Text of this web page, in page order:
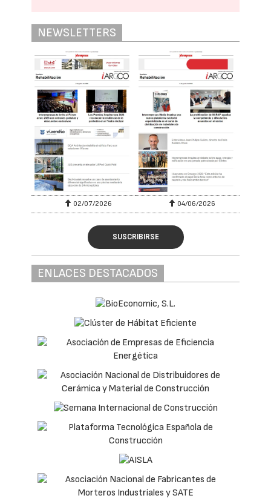
NEWSLETTERS
02/07/2026 04/06/2026
SUSCRIBIRSE
ENLACES DESTACADOS